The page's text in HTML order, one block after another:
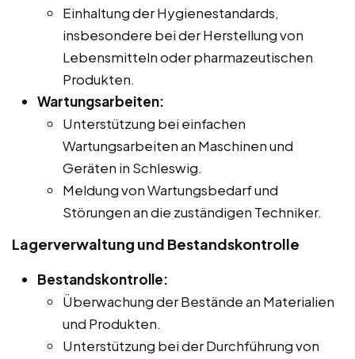
Einhaltung der Hygienestandards,
insbesondere bei der Herstellung von
Lebensmitteln oder pharmazeutischen
Produkten.
Wartungsarbeiten:
Unterstützung bei einfachen
Wartungsarbeiten an Maschinen und
Geräten in Schleswig.
Meldung von Wartungsbedarf und
Störungen an die zuständigen Techniker.
Lagerverwaltung und Bestandskontrolle
Bestandskontrolle:
Überwachung der Bestände an Materialien
und Produkten.
Unterstützung bei der Durchführung von